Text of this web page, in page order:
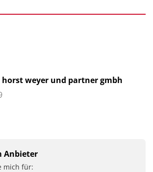
weyer und partner gmbh
Anbieter
mich für: